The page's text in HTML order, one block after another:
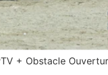
+ Obstacle